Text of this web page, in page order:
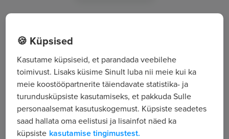
Kõik tööpakkumised
Tööpakkuja tutvustus
12
🍪 Küpsised
Kasutame küpsiseid, et parandada veebilehe
toimivust. Lisaks küsime Sinult luba nii meie kui ka
meie koostööpartnerite täiendavate statistika- ja
turundusküpsiste kasutamiseks, et pakkuda Sulle
personaalsemat kasutuskogemust. Küpsiste seadetes
saad hallata oma eelistusi ja lisainfot näed ka
küpsiste kasutamise tingimustest.